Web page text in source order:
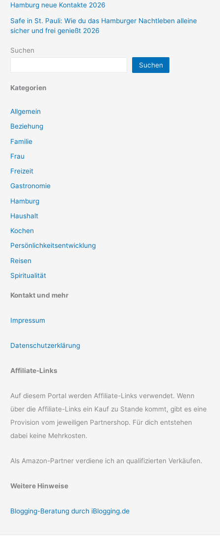
Hamburg neue Kontakte 2026
Safe in St. Pauli: Wie du das Hamburger Nachtleben alleine
sicher und frei genießt 2026
Suchen
Suchen
Kategorien
Allgemein
Beziehung
Familie
Frau
Freizeit
Gastronomie
Hamburg
Haushalt
Kochen
Persönlichkeitsentwicklung
Reisen
Spiritualität
Kontakt und mehr
Impressum
Datenschutzerklärung
Affiliate-Links
Auf diesem Portal werden Affiliate-Links verwendet. Wenn
über die Affiliate-Links ein Kauf zu Stande kommt, gibt es eine
Provision vom jeweiligen Partnershop. Für dich entstehen
dabei keine Mehrkosten.
Als Amazon-Partner verdiene ich an qualifizierten Verkäufen.
Weitere Hinweise
Blogging-Beratung durch iBlogging.de